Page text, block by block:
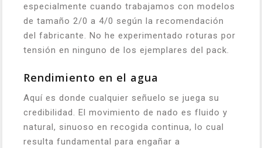
especialmente cuando trabajamos con modelos
de tamaño 2/0 a 4/0 según la recomendación
del fabricante. No he experimentado roturas por
tensión en ninguno de los ejemplares del pack.
Rendimiento en el agua
Aquí es donde cualquier señuelo se juega su
credibilidad. El movimiento de nado es fluido y
natural, sinuoso en recogida continua, lo cual
resulta fundamental para engañar a